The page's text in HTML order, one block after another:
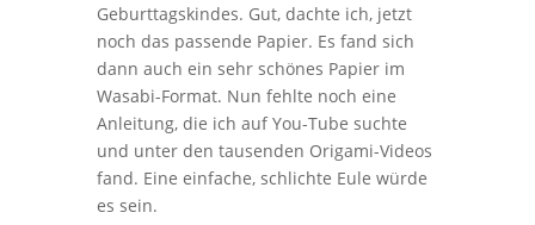
Geburttagskindes. Gut, dachte ich, jetzt
noch das passende Papier. Es fand sich
dann auch ein sehr schönes Papier im
Wasabi-Format. Nun fehlte noch eine
Anleitung, die ich auf You-Tube suchte
und unter den tausenden Origami-Videos
fand. Eine einfache, schlichte Eule würde
es sein.